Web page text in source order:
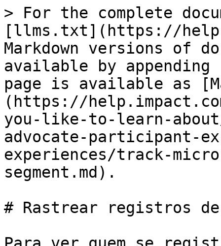
> For the complete
[llms.txt](https://
Markdown versions of
available by
page is available as
(https://
you-like-to-learn-about/
advocate-participant-
experiences/track-
segment.md).
# Rastrear registros de